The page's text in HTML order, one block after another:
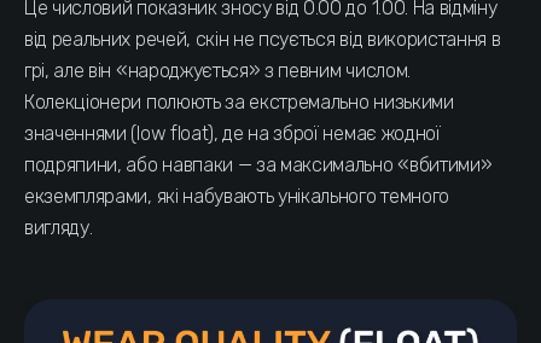
Це числовий показник зносу від 0.00 до 1.00. На відміну
від реальних речей, скін не псується від використання в
грі, але він «народжується» з певним числом.
Колекціонери полюють за екстремально низькими
значеннями (low float), де на зброї немає жодної
подряпини, або навпаки — за максимально «вбитими»
екземплярами, які набувають унікального темного
вигляду.